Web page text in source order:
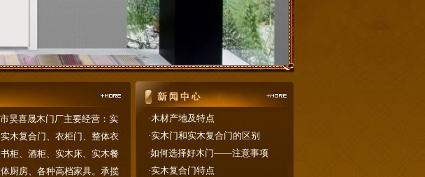
昊喜晟木门厂主要经营：实
木复合门、衣柜门、整体衣
柜、酒柜、实木床、实木餐
厨房、各种高档家具。承揽
·木材产地及特点
·实木门和实木复合门的区别
·如何选择好木门——注意事项
·实木复合门特点